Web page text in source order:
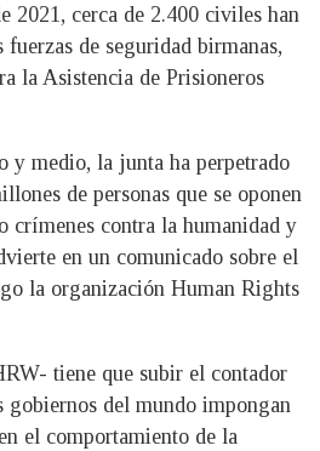
2021, cerca de 2.400 civiles han
fuerzas de seguridad birmanas,
la Asistencia de Prisioneros
y medio, la junta ha perpetrado
de personas que se oponen
crímenes contra la humanidad y
en un comunicado sobre el
la organización Human Rights
tiene que subir el contador
gobiernos del mundo impongan
el comportamiento de la